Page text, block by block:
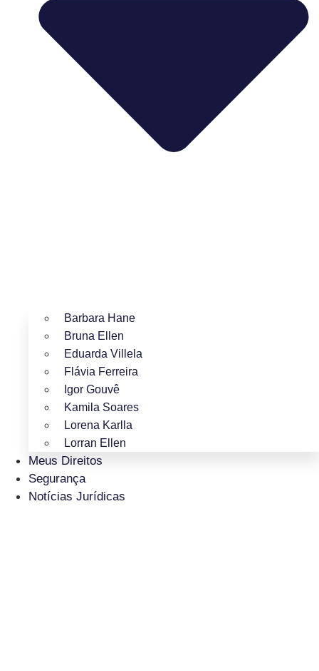
Barbara Hane
Bruna Ellen
Eduarda Villela
Flávia Ferreira
Igor Gouvê
Kamila Soares
Lorena Karlla
Lorran Ellen
Meus Direitos
Segurança
Notícias Jurídicas